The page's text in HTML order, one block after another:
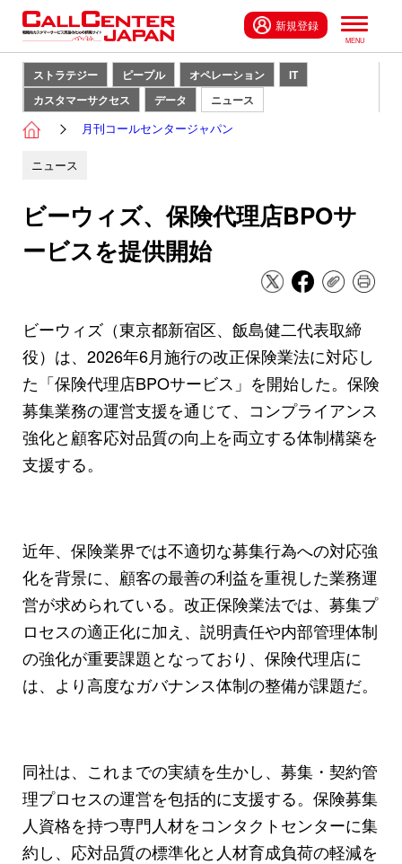
新規登録
ストラテジー ピープル オペレーション
IT
カスタマーサクセス
データ ニュース
月刊コールセンタージャパン
ニュース
ビーウィズ、保険代理店BPOサ
ービスを提供開始
ビーウィズ（東京都新宿区、飯島健二代表取締
役）は、2026年6月施行の改正保険業法に対応し
た「保険代理店BPOサービス」を開始した。保険
募集業務の運営支援を通じて、コンプライアンス
強化と顧客応対品質の向上を両立する体制構築を
支援する。
近年、保険業界では不適切な募集行為への対応強
化を背景に、顧客の最善の利益を重視した業務運
営が求められている。改正保険業法では、募集プ
ロセスの適正化に加え、説明責任や内部管理体制
の強化が重要課題となっており、保険代理店に
は、より高度なガバナンス体制の整備が課題だ。
同社は、これまでの実績を生かし、募集・契約管
理プロセスの運営を包括的に支援する。保険募集
人資格を持つ専門人材をコンタクトセンターに集
約し、応対品質の標準化と人材育成負荷の軽減を